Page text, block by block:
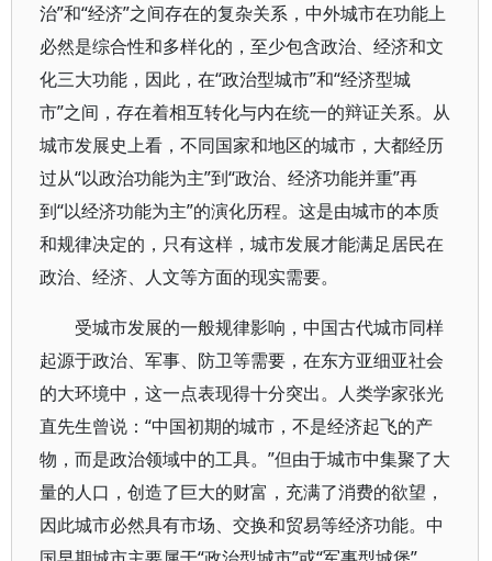
治”和“经济”之间存在的复杂关系，中外城市在功能上
必然是综合性和多样化的，至少包含政治、经济和文
化三大功能，因此，在“政治型城市”和“经济型城
市”之间，存在着相互转化与内在统一的辩证关系。从
城市发展史上看，不同国家和地区的城市，大都经历
过从“以政治功能为主”到“政治、经济功能并重”再
到“以经济功能为主”的演化历程。这是由城市的本质
和规律决定的，只有这样，城市发展才能满足居民在
政治、经济、人文等方面的现实需要。
受城市发展的一般规律影响，中国古代城市同样
起源于政治、军事、防卫等需要，在东方亚细亚社会
的大环境中，这一点表现得十分突出。人类学家张光
直先生曾说：“中国初期的城市，不是经济起飞的产
物，而是政治领域中的工具。”但由于城市中集聚了大
量的人口，创造了巨大的财富，充满了消费的欲望，
因此城市必然具有市场、交换和贸易等经济功能。中